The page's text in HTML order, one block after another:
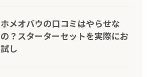
ホメオバウの口コミはやらせな
の？スターターセットを実際にお
試し